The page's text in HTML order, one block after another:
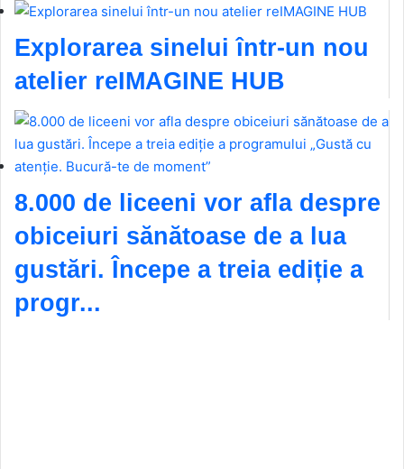
Explorarea sinelui într-un nou
atelier reIMAGINE HUB
8.000 de liceeni vor afla despre
obiceiuri sănătoase de a lua
gustări. Începe a treia ediție a
progr...